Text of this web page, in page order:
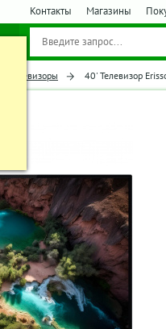
Контакты Магазины
Телевизоры 40' Телевизор